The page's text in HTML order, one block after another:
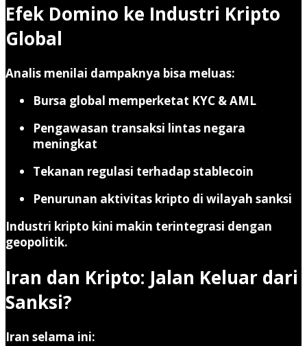
Efek Domino ke Industri Kripto
Global
Analis menilai dampaknya bisa meluas:
Bursa global memperketat KYC & AML
Pengawasan transaksi lintas negara
meningkat
Tekanan regulasi terhadap stablecoin
Penurunan aktivitas kripto di wilayah sanksi
Industri kripto kini makin terintegrasi dengan
geopolitik.
Iran dan Kripto: Jalan Keluar dari
Sanksi?
Iran selama ini: